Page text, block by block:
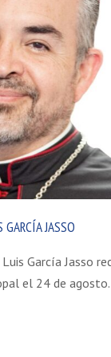
JASSO
García Jasso
el 24 de